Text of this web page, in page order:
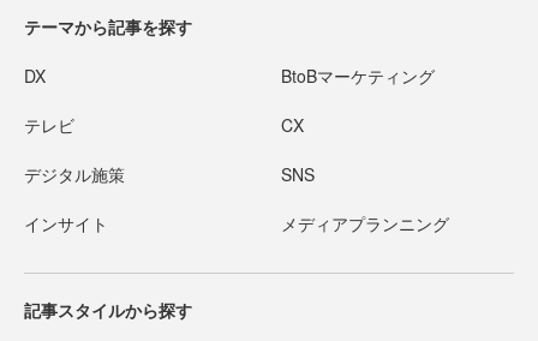
テーマから記事を探す
DX BtoBマーケティング
テレビ CX
デジタル施策 SNS
インサイト メディアプランニング
記事スタイルから探す